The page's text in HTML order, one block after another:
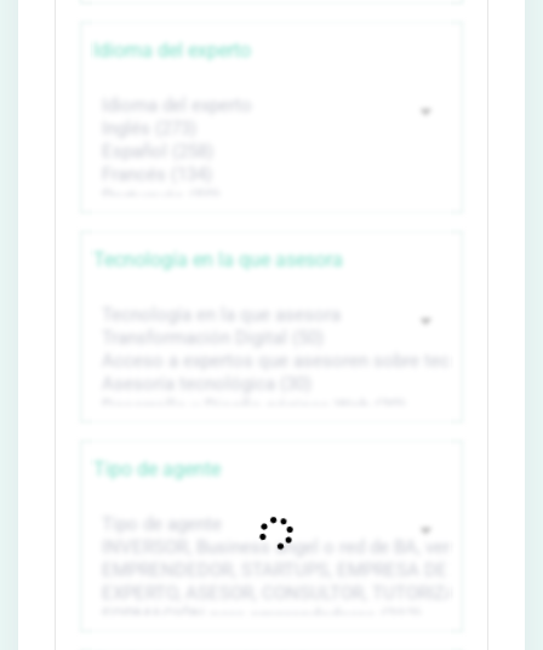
Idioma del experto
Tecnología en la que asesora
Tipo de agente